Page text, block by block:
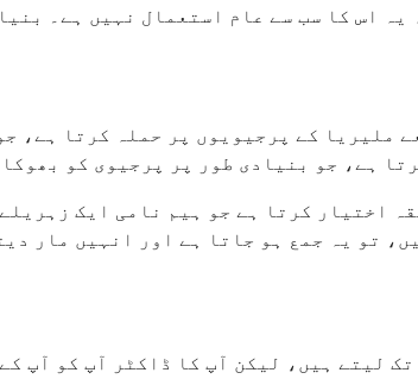
یہ اس کا سب سے عام استعمال نہیں ہے۔
ملیریا کے پرجیویوں پر حملہ کرتا ہے،
ہے، جو بنیادی طور پر پرجیوی کو
اختیار کرتا ہے جو ہیم نامی ایک
تو یہ جمع ہو جاتا ہے اور انہیں مار
لیتے ہیں، لیکن آپ کا ڈاکٹر آپ کو آپ